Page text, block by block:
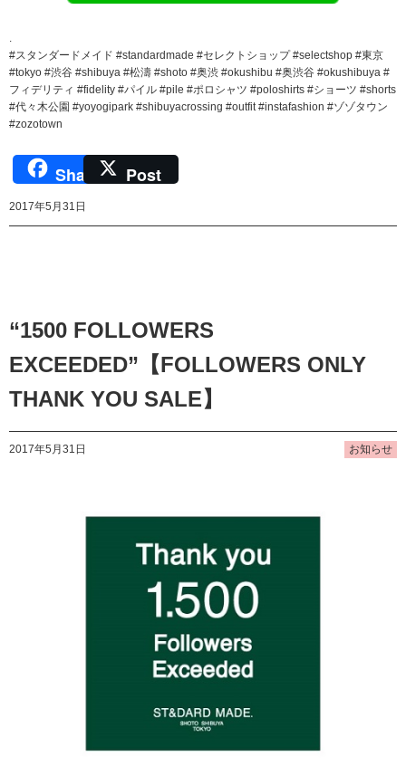
#スタンダードメイド #standardmade #セレクトショップ #selectshop #東京
#tokyo #渋谷 #shibuya #松濤 #shoto #奥渋 #okushibu #奥渋谷 #okushibuya #
フィデリティ #fidelity #パイル #pile #ポロシャツ #poloshirts #ショーツ #shorts
#代々木公園 #yoyogipark #shibuyacrossing #outfit #instafashion #ゾゾタウン
#zozotown
Share Post
2017年5月31日
“1500 FOLLOWERS
EXCEEDED”【FOLLOWERS ONLY
THANK YOU SALE】
2017年5月31日 お知らせ